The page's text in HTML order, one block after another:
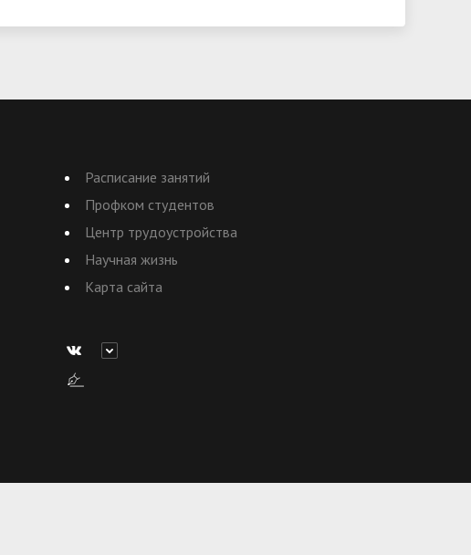
Расписание занятий
Профком студентов
Центр трудоустройства
Научная жизнь
Карта сайта